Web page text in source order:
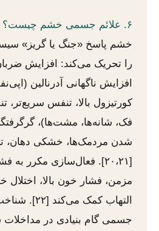
۶. علائم جسمی خشم چیست؟
خشم پاسخ «جنگ یا گریز»
را تحریک می‌کند: افزایش
افزایش ناگهانی آدرنالین
کورتیزول بالا، تنفس سریع‌تر،
فک، شانه‌ها، مشت‌ها)،
شدن مردمک‌ها، خشکی دهان،
[۲۰،۲۱]. فعال‌سازی مکرر
مزمن، فشار خون بالا، اختلال
التهاب کمک
جسمی گام بنیادی در مداخلات